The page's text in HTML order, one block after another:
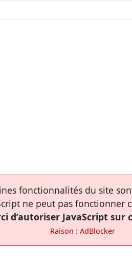
fonctionnalités du site
ne peut pas fonctionner
d’autoriser JavaScript sur
Raison : AdBlocker